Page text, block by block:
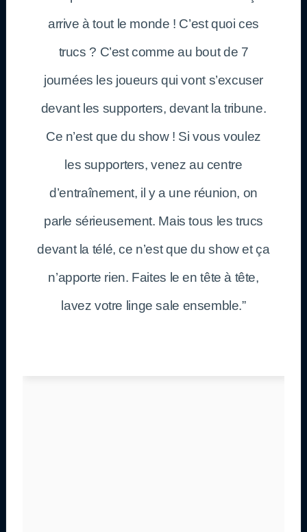
arrive à tout le monde ! C’est quoi ces
trucs ? C’est comme au bout de 7
journées les joueurs qui vont s’excuser
devant les supporters, devant la tribune.
Ce n’est que du show ! Si vous voulez
les supporters, venez au centre
d’entraînement, il y a une réunion, on
parle sérieusement. Mais tous les trucs
devant la télé, ce n’est que du show et ça
n’apporte rien. Faites le en tête à tête,
lavez votre linge sale ensemble.”